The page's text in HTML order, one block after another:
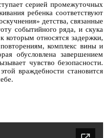
серией промежуточных
ребенка соответствуют
детства, связанные
событийного ряда, и скука
которым относятся задержки,
комплекс вины и
обусловлена завершением
чувство безопасности.
враждебности становится